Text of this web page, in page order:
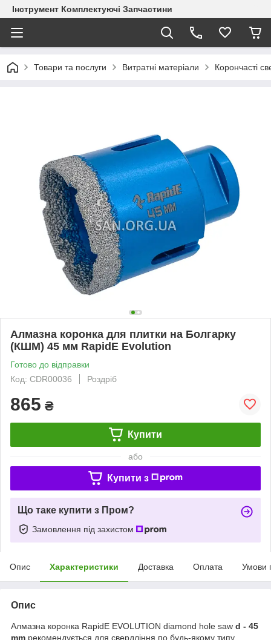
Інструмент Комплектуючі Запчастини
Товари та послуги Витратні матеріали Корончасті
Алмазна коронка для плитки на Болгарку
(КШМ) 45 мм RapidE Evolution
Готово до відправки
Код: CDR00036
Роздріб
865 ₴
Купити
або
Купити з
Що таке купити з Пром?
Замовлення під захистом
Опис Характеристики Доставка Оплата Умови
Опис
Алмазна коронка RapidE EVOLUTION diamond hole saw d - 45
mm рекомендується для свердління по будь-якому типу